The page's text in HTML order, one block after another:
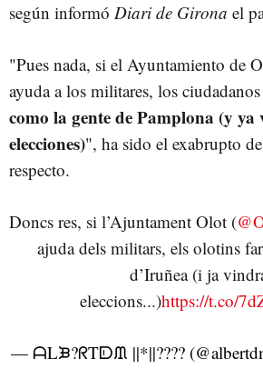
según informó Diari de Girona el
"Pues nada, si el Ayuntamiento de
ayuda a los militares, los
como la gente de Pamplona (y ya
elecciones)", ha sido el exabrupto
respecto.
Doncs res, si l’Ajuntament Olot (
ajuda dels militars, els olotins
d’Iruñea (i ja
eleccions...)https://t.co/
— ᗩLᙖ?ᖇTᗟᙢ ||*||???️‍?